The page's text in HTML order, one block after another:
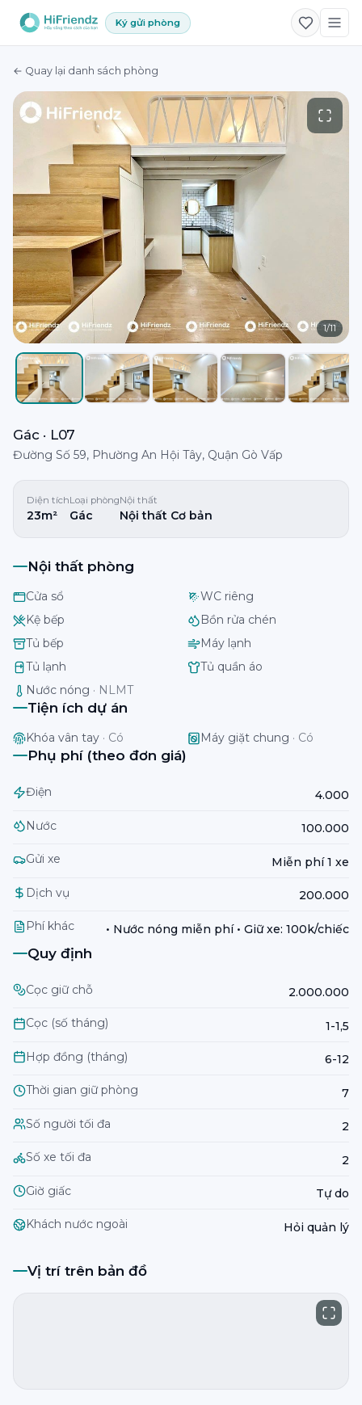
Ký gửi phòng
← Quay lại danh sách phòng
1/11
Gác · L07
Đường Số 59, Phường An Hội Tây, Quận Gò Vấp
Diện tích
23m²
Loại phòng
Gác
Nội thất
Nội thất Cơ bản
Nội thất phòng
Cửa sổ
WC riêng
Kệ bếp
Bồn rửa chén
Tủ bếp
Máy lạnh
Tủ lạnh
Tủ quần áo
Nước nóng · NLMT
Tiện ích dự án
Khóa vân tay · Có Máy giặt chung · Có
Phụ phí (theo đơn giá)
Điện 4.000
Nước 100.000
Gửi xe Miễn phí 1 xe
Dịch vụ 200.000
Phí khác • Nước nóng miễn phí • Giữ xe: 100k/chiếc
Quy định
Cọc giữ chỗ 2.000.000
Cọc (số tháng) 1-1,5
Hợp đồng (tháng) 6-12
Thời gian giữ phòng 7
Số người tối đa 2
Số xe tối đa 2
Giờ giấc Tự do
Khách nước ngoài Hỏi quản lý
Vị trí trên bản đồ